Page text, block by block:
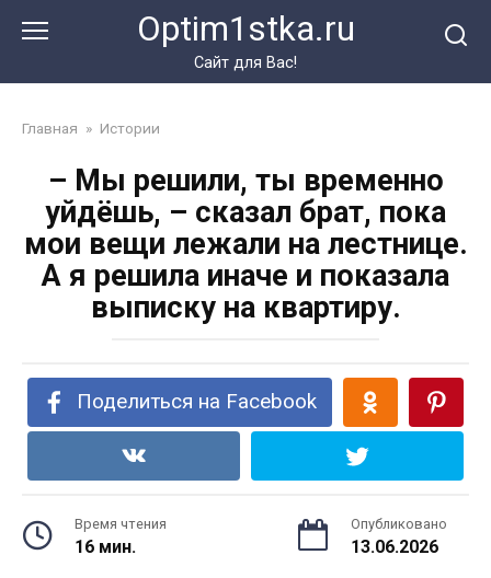
Optim1stka.ru
Сайт для Вас!
Главная » Истории
– Мы решили, ты временно
уйдёшь, – сказал брат, пока
мои вещи лежали на лестнице.
А я решила иначе и показала
выписку на квартиру.
Поделиться на Facebook
Время чтения
16 мин.
Опубликовано
13.06.2026